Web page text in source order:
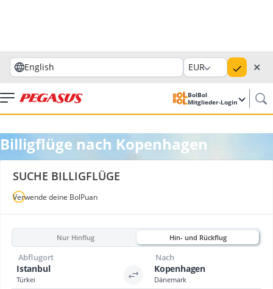
English EUR ✕
BolBol
Mitglieder-Login
Billigflüge nach Kopenhagen
SUCHE BILLIGFLÜGE
Verwende deine BolPuan
Nur Hinflug Hin- und Rückflug
Istanbul
Türkei
Abflugort
Kopenhagen
Dänemark
Nach